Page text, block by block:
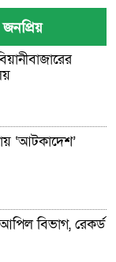
জনপ্রিয়
‘আটকাদেশ’
বিভাগ, রেকর্ড